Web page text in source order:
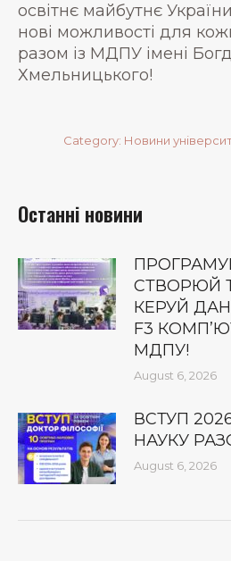
освітнє майбутнє
нові можливості для
разом із МДПУ імені
Хмельницького!
Category: Новини
Останні новини
СТВОРЮЙ
КЕРУЙ
F3
МДПУ!
August 6, 2026
ВСТУП
НАУКУ
August 6, 2026